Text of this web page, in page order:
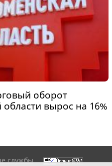
оборот
вырос на 16%
службы